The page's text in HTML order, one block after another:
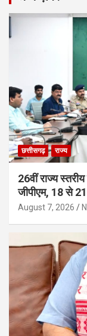
छत्तीसगढ़ राज्य
26वीं राज्य
जीपीएम, 18 से
August 7, 2026